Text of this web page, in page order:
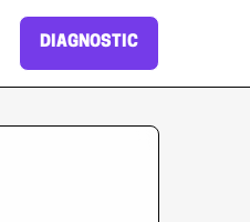
DIAGNOSTIC